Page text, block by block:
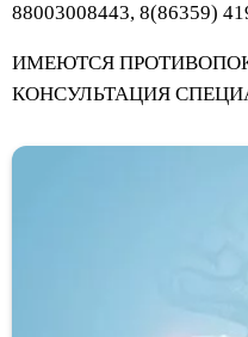
88003008443, 8(86359)
ИМЕЮТСЯ
КОНСУЛЬТАЦИЯ